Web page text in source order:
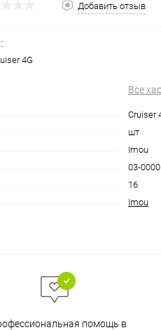
Добавить отзыв
4G
Все
Cruiser
шт
Imou
03-
16
Imou
помощь в